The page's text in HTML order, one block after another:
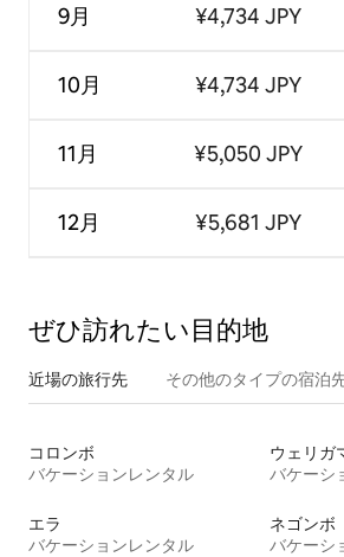
9月
10月
11月
12月
¥4,734 JPY
¥4,734 JPY
¥5,050 JPY
¥5,681 JPY
ぜひ訪⁠れ⁠た⁠い目⁠的⁠地
近場の旅行先 その他のタ⁠イ⁠プ⁠の宿⁠泊⁠
コロンボ
バケーションレンタル
ウェリガ
バケーシ
エラ
バケーションレンタル
ネゴンボ
バケーシ